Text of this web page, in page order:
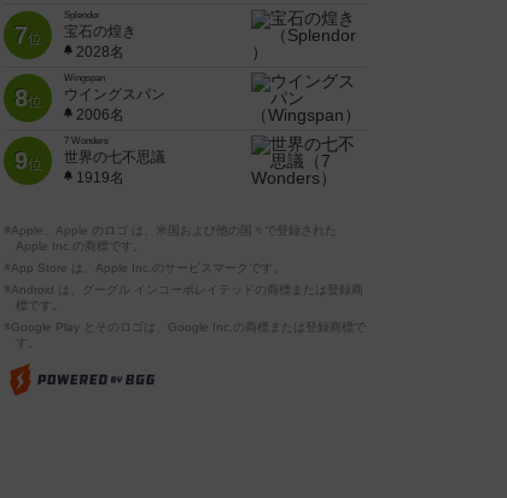
7位
Splendor
宝石の煌き
2028名
8位
Wingspan
ウイングスパン
2006名
9位
7 Wonders
世界の七不思議
1919名
※Apple、Apple のロゴ は、米国および他の国々で登録された
Apple Inc.の商標です。
※App Store は、Apple Inc.のサービスマークです。
※Android は、グーグル インコーポレイテッドの商標または登録商
標です。
※Google Play とそのロゴは、Google Inc.の商標または登録商標で
す。